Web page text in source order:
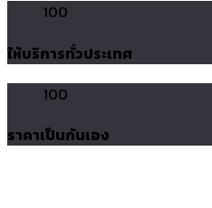
100
ให้บริการทั่วประเทศ
100
ราคาเป็นกันเอง